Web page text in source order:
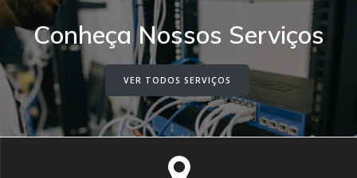
Conheça Nossos Serviços
VER TODOS SERVIÇOS